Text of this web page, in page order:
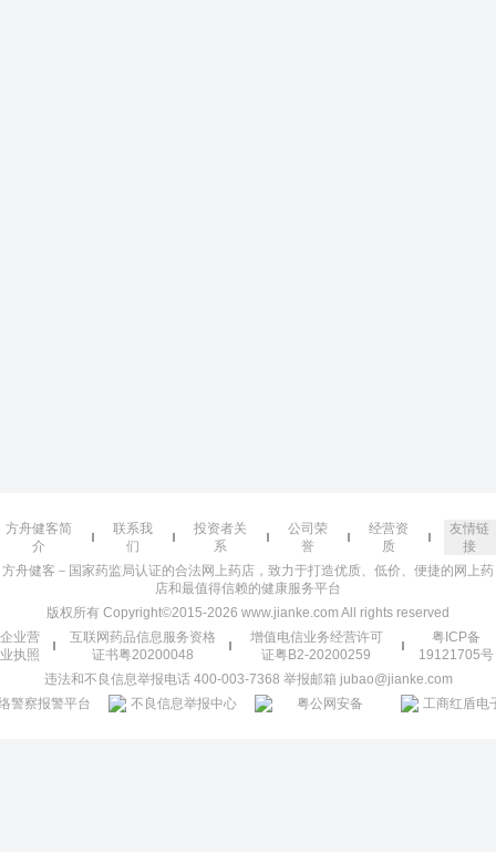
方舟健客简
介
联系我
们
投资者关
系
公司荣
誉
经营资
质
友情链
接
方舟健客－国家药监局认证的合法网上药店，致力于打造优质、低价、便捷的网上药
店和最值得信赖的健康服务平台
版权所有 Copyright©2015-2026 www.jianke.com All rights reserved
企业营
业执照
互联网药品信息服务资格
证书粤20200048
增值电信业务经营许可
证粤B2-20200259
粤ICP备
19121705号
违法和不良信息举报电话 400-003-7368 举报邮箱 jubao@jianke.com